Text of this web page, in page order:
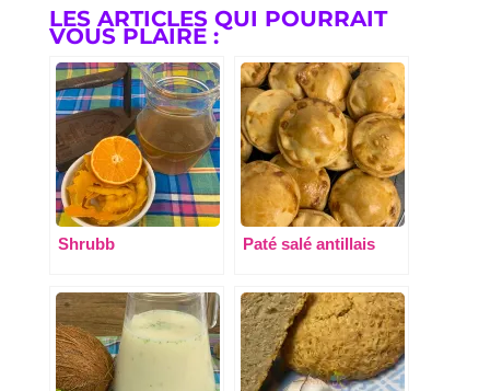
LES ARTICLES QUI POURRAIT
VOUS PLAIRE :
Shrubb Paté salé antillais